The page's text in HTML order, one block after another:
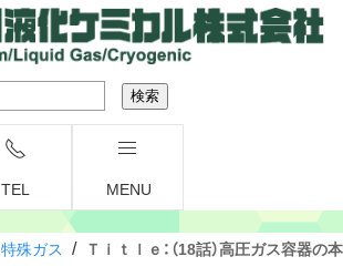
TEL MENU
特殊ガス / Ｔｉｔｌｅ：（18話）高圧ガス容